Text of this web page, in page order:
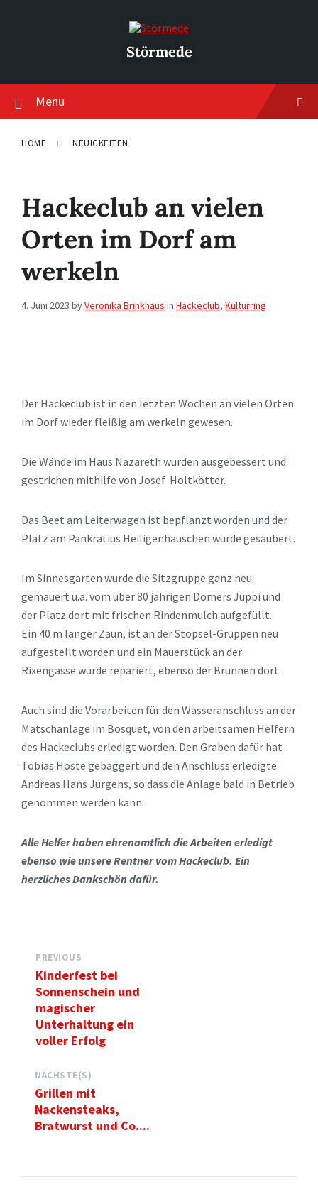
Störmede
Menu
HOME NEUIGKEITEN
Hackeclub an vielen
Orten im Dorf am
werkeln
4. Juni 2023 byVeronika Brinkhaus in Hackeclub, Kulturring
Der Hackeclub ist in den letzten Wochen an vielen Orten
im Dorf wieder fleißig am werkeln gewesen.
Die Wände im Haus Nazareth wurden ausgebessert und
gestrichen mithilfe von Josef Holtkötter.
Das Beet am Leiterwagen ist bepflanzt worden und der
Platz am Pankratius Heiligenhäuschen wurde gesäubert.
Im Sinnesgarten wurde die Sitzgruppe ganz neu
gemauert u.a. vom über 80 jährigen Dömers Jüppi und
der Platz dort mit frischen Rindenmulch aufgefüllt.
Ein 40 m langer Zaun, ist an der Stöpsel-Gruppen neu
aufgestellt worden und ein Mauerstück an der
Rixengasse wurde repariert, ebenso der Brunnen dort.
Auch sind die Vorarbeiten für den Wasseranschluss an der
Matschanlage im Bosquet, von den arbeitsamen Helfern
des Hackeclubs erledigt worden. Den Graben dafür hat
Tobias Hoste gebaggert und den Anschluss erledigte
Andreas Hans Jürgens, so dass die Anlage bald in Betrieb
genommen werden kann.
Alle Helfer haben ehrenamtlich die Arbeiten erledigt
ebenso wie unsere Rentner vom Hackeclub. Ein
herzliches Dankschön dafür.
PREVIOUS
Kinderfest bei
Sonnenschein und
magischer
Unterhaltung ein
voller Erfolg
NÄCHSTE(S)
Grillen mit
Nackensteaks,
Bratwurst und Co....